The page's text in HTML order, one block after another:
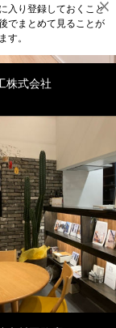
入り登録しておくこと
でまとめて見ることが
す。
株式会社